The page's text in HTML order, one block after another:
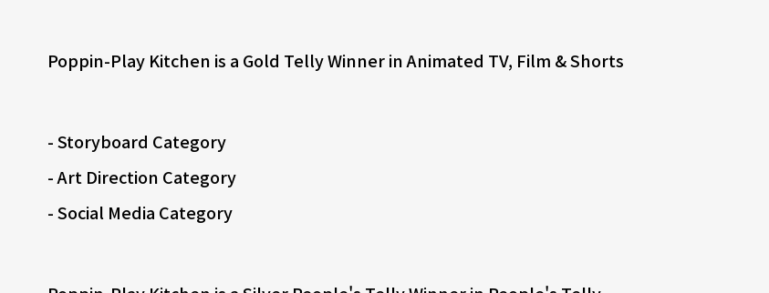
Poppin-Play Kitchen is a Gold Telly Winner in Animated TV, Film & Shorts
- Storyboard Category
- Art Direction Category
- Social Media Category